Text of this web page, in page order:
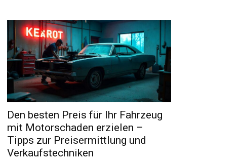
Den besten Preis für Ihr Fahrzeug
mit Motorschaden erzielen –
Tipps zur Preisermittlung und
Verkaufstechniken